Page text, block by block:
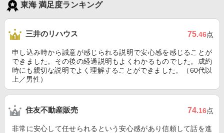
東海 満足度ランキング
三井のリハウス 75.46点
申し込み時から誠意が感じられる説明で安心感を感じることが
できました。その後の経過説明もよくわかるものでした。成約
時にも親切な説明でよく理解することができました。（60代以
上／男性）
住友不動産販売 74.16点
非常に安心して任せられるという安心感があり信頼して話を進